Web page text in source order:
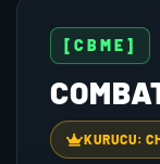
[CBME]
KURUCU: